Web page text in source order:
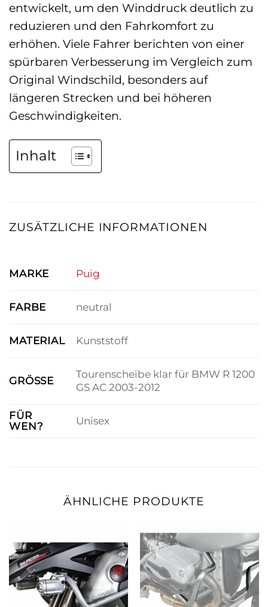
entwickelt, um den Winddruck deutlich zu
reduzieren und den Fahrkomfort zu
erhöhen. Viele Fahrer berichten von einer
spürbaren Verbesserung im Vergleich zum
Original Windschild, besonders auf
längeren Strecken und bei höheren
Geschwindigkeiten.
Inhalt
ZUSÄTZLICHE INFORMATIONEN
MARKE Puig
FARBE neutral
MATERIAL Kunststoff
GRÖSSE
Tourenscheibe klar für BMW R 1200
GS AC 2003-2012
FÜR
WEN?
Unisex
ÄHNLICHE PRODUKTE